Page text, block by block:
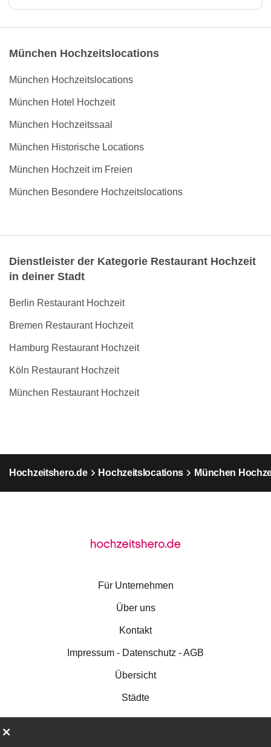
München Hochzeitslocations
München Hochzeitslocations
München Hotel Hochzeit
München Hochzeitssaal
München Historische Locations
München Hochzeit im Freien
München Besondere Hochzeitslocations
Dienstleister der Kategorie Restaurant Hochzeit
in deiner Stadt
Berlin Restaurant Hochzeit
Bremen Restaurant Hochzeit
Hamburg Restaurant Hochzeit
Köln Restaurant Hochzeit
München Restaurant Hochzeit
Hochzeitshero.de Hochzeitslocations München
Für Unternehmen
Über uns
Kontakt
Impressum - Datenschutz - AGB
Übersicht
Städte